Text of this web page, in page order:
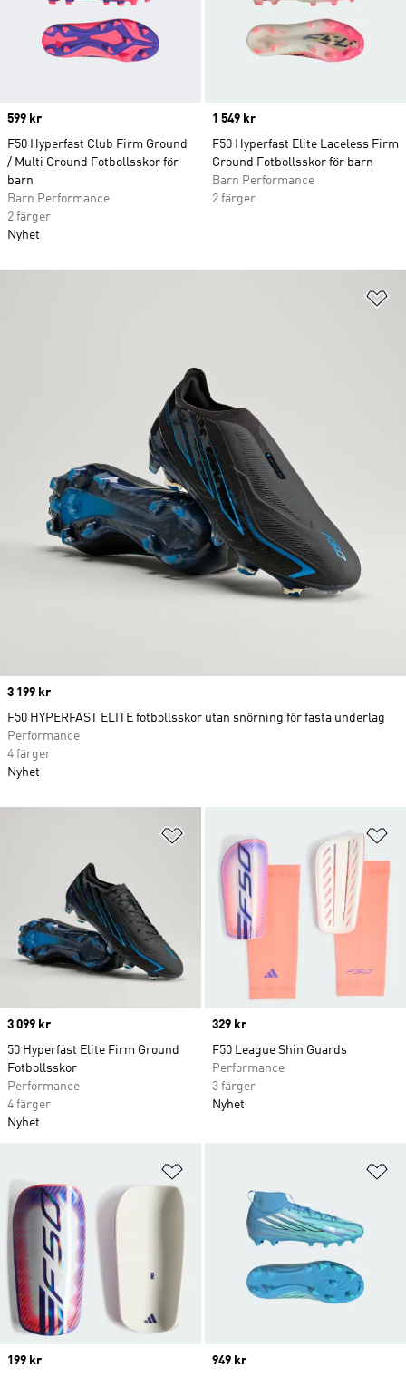
Price
599 kr
F50 Hyperfast Club Firm Ground
/ Multi Ground Fotbollsskor för
barn
Barn Performance
2 färger
Nyhet
Price
1 549 kr
F50 Hyperfast Elite Laceless Firm
Ground Fotbollsskor för barn
Barn Performance
2 färger
Price
3 099 kr
50 Hyperfast Elite Firm Ground
Fotbollsskor
Performance
4 färger
Nyhet
Price
329 kr
F50 League Shin Guards
Performance
3 färger
Nyhet
Price
199 kr Price
949 kr
Price
3 199 kr
F50 HYPERFAST ELITE fotbollsskor utan snörning för fasta underlag
Performance
4 färger
Nyhet